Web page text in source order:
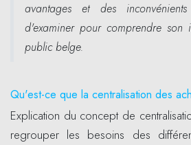
avantages et des
d'examiner pour comprendre son
public belge.
Qu'est-ce que la centralisation des
Explication du concept de
regrouper les besoins des